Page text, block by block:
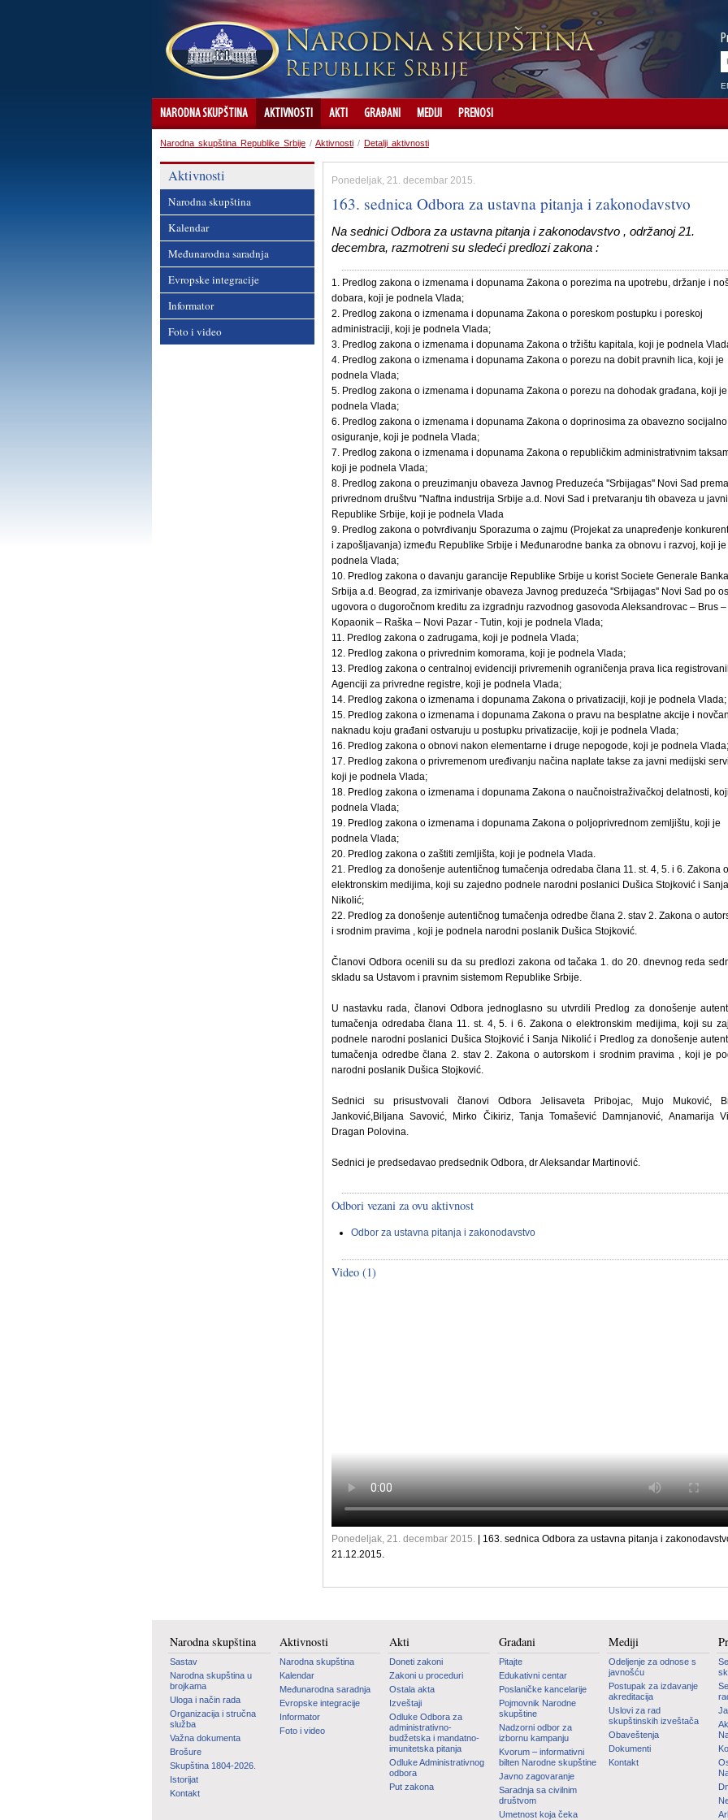
NARODNA SKUPŠTINA AKTIVNOSTI AKTI GRAĐANI MEDIJI PRENOSI
Narodna skupština Republike Srbije / Aktivnosti / Detalji aktivnosti
Aktivnosti
Narodna skupština
Kalendar
Međunarodna saradnja
Evropske integracije
Informator
Foto i video
Ponedeljak, 21. decembar 2015.
163. sednica Odbora za ustavna pitanja i zakonodavstvo
Na sednici Odbora za ustavna pitanja i zakonodavstvo , održanoj 21.
decembra, razmotreni su sledeći predlozi zakona :
1. Predlog zakona o izmenama i dopunama Zakona o porezima na upotrebu, držanje i
dobara, koji je podnela Vlada;
2. Predlog zakona o izmenama i dopunama Zakona o poreskom postupku i poreskoj
administraciji, koji je podnela Vlada;
3. Predlog zakona o izmenama i dopunama Zakona o tržištu kapitala, koji je podnela
4. Predlog zakona o izmenama i dopunama Zakona o porezu na dobit pravnih lica, koji je
podnela Vlada;
5. Predlog zakona o izmenama i dopunama Zakona o porezu na dohodak građana, koji je
podnela Vlada;
6. Predlog zakona o izmenama i dopunama Zakona o doprinosima za obavezno socijalno
osiguranje, koji je podnela Vlada;
7. Predlog zakona o izmenama i dopunama Zakona o republičkim administrativnim
koji je podnela Vlada;
8. Predlog zakona o preuzimanju obaveza Javnog Preduzeća ''Srbijagas'' Novi Sad prema
privrednom društvu ''Naftna industrija Srbije a.d. Novi Sad i pretvaranju tih obaveza u
Republike Srbije, koji je podnela Vlada
9. Predlog zakona o potvrđivanju Sporazuma o zajmu (Projekat za unapređenje
i zapošljavanja) između Republike Srbije i Međunarodne banka za obnovu i razvoj, koji je
podnela Vlada;
10. Predlog zakona o davanju garancije Republike Srbije u korist Societe Generale Banka
Srbija a.d. Beograd, za izmirivanje obaveza Javnog preduzeća ''Srbijagas'' Novi Sad po
ugovora o dugoročnom kreditu za izgradnju razvodnog gasovoda Aleksandrovac – Brus –
Kopaonik – Raška – Novi Pazar - Tutin, koji je podnela Vlada;
11. Predlog zakona o zadrugama, koji je podnela Vlada;
12. Predlog zakona o privrednim komorama, koji je podnela Vlada;
13. Predlog zakona o centralnoj evidenciji privremenih ograničenja prava lica
Agenciji za privredne registre, koji je podnela Vlada;
14. Predlog zakona o izmenama i dopunama Zakona o privatizaciji, koji je podnela Vlada;
15. Predlog zakona o izmenama i dopunama Zakona o pravu na besplatne akcije i
naknadu koju građani ostvaruju u postupku privatizacije, koji je podnela Vlada;
16. Predlog zakona o obnovi nakon elementarne i druge nepogode, koji je podnela Vlada;
17. Predlog zakona o privremenom uređivanju načina naplate takse za javni medijski
koji je podnela Vlada;
18. Predlog zakona o izmenama i dopunama Zakona o naučnoistraživačkoj delatnosti,
podnela Vlada;
19. Predlog zakona o izmenama i dopunama Zakona o poljoprivrednom zemljištu, koji je
podnela Vlada;
20. Predlog zakona o zaštiti zemljišta, koji je podnela Vlada.
21. Predlog za donošenje autentičnog tumačenja odredaba člana 11. st. 4, 5. i 6. Zakona o
elektronskim medijima, koji su zajedno podnele narodni poslanici Dušica Stojković i Sanja
Nikolić;
22. Predlog za donošenje autentičnog tumačenja odredbe člana 2. stav 2. Zakona o
i srodnim pravima , koji je podnela narodni poslanik Dušica Stojković.
Članovi Odbora ocenili su da su predlozi zakona od tačaka 1. do 20. dnevnog reda
skladu sa Ustavom i pravnim sistemom Republike Srbije.
U nastavku rada, članovi Odbora jednoglasno su utvrdili Predlog za donošenje
tumačenja odredaba člana 11. st. 4, 5. i 6. Zakona o elektronskim medijima, koji su
podnele narodni poslanici Dušica Stojković i Sanja Nikolić i Predlog za donošenje
tumačenja odredbe člana 2. stav 2. Zakona o autorskom i srodnim pravima , koji je
narodni poslanik Dušica Stojković.
Sednici su prisustvovali članovi Odbora Jelisaveta Pribojac, Mujo Muković,
Janković,Biljana Savović, Mirko Čikiriz, Tanja Tomašević Damnjanović, Anamarija
Dragan Polovina.
Sednici je predsedavao predsednik Odbora, dr Aleksandar Martinović.
Odbori vezani za ovu aktivnost
Odbor za ustavna pitanja i zakonodavstvo
Video (1)
Ponedeljak, 21. decembar 2015.
| 163. sednica Odbora za ustavna pitanja i
21.12.2015.
Narodna skupština
Sastav
Narodna skupština u
brojkama
Uloga i način rada
Organizacija i stručna
služba
Važna dokumenta
Brošure
Skupština 1804-2026.
Istorijat
Kontakt
Aktivnosti
Narodna skupština
Kalendar
Međunarodna saradnja
Evropske integracije
Informator
Foto i video
Akti
Doneti zakoni
Zakoni u proceduri
Ostala akta
Izveštaji
Odluke Odbora za
administrativno-
budžetska i mandatno-
imunitetska pitanja
Odluke Administrativnog
odbora
Put zakona
Građani
Pitajte
Edukativni centar
Poslaničke kancelarije
Pojmovnik Narodne
skupštine
Nadzorni odbor za
izbornu kampanju
Kvorum – informativni
bilten Narodne skupštine
Javno zagovaranje
Saradnja sa civilnim
društvom
Umetnost koja čeka
Mediji
Odeljenje za odnose s
javnošću
Postupak za izdavanje
akreditacija
Uslovi za rad
skupštinskih izveštača
Obaveštenja
Dokumenti
Kontakt